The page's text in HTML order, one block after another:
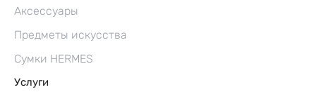
Аксессуары
Предметы искусства
Сумки HERMES
Услуги